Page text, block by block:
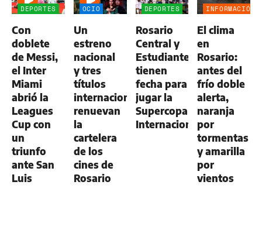
DEPORTES
Con
doblete
de Messi,
el Inter
Miami
abrió la
Leagues
Cup con
un
triunfo
ante San
Luis
OCIO
Un
estreno
nacional
y tres
títulos
internacionales
renuevan
la
cartelera
de los
cines de
Rosario
DEPORTES
Rosario
Central y
Estudiantes
tienen
fecha para
jugar la
Supercopa
Internacional
INFORMACIÓN
El clima
en
Rosario:
antes del
frío doble
alerta,
naranja
por
tormentas
y amarilla
por
vientos